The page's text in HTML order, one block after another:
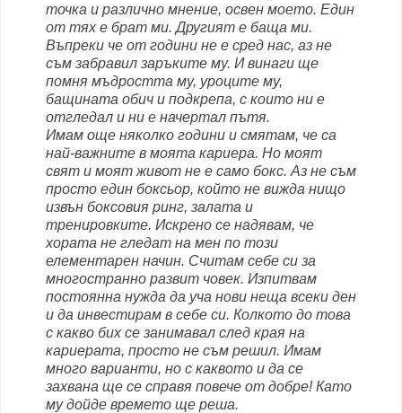
точка и различно мнение, освен моето. Един
от тях е брат ми. Другият е баща ми.
Въпреки че от години не е сред нас, аз не
съм забравил заръките му. И винаги ще
помня мъдростта му, уроците му,
бащината обич и подкрепа, с които ни е
отгледал и ни е начертал пътя.
Имам още няколко години и смятам, че са
най-важните в моята кариера. Но моят
свят и моят живот не е само бокс. Аз не съм
просто един боксьор, който не вижда нищо
извън боксовия ринг, залата и
тренировките. Искрено се надявам, че
хората не гледат на мен по този
елементарен начин. Считам себе си за
многостранно развит човек. Изпитвам
постоянна нужда да уча нови неща всеки ден
и да инвестирам в себе си. Колкото до това
с какво бих се занимавал след края на
кариерата, просто не съм решил. Имам
много варианти, но с каквото и да се
захвана ще се справя повече от добре! Като
му дойде врeмето ще реша.